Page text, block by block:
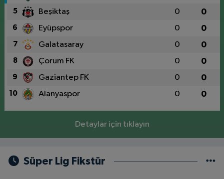
5 Beşiktaş 0 0
6 Eyüpspor 0 0
7 Galatasaray 0 0
8 Çorum FK 0 0
9 Gaziantep FK 0 0
10 Alanyaspor 0 0
Detaylar için tıklayın
Süper Lig Fikstür